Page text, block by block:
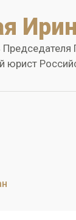
юрист